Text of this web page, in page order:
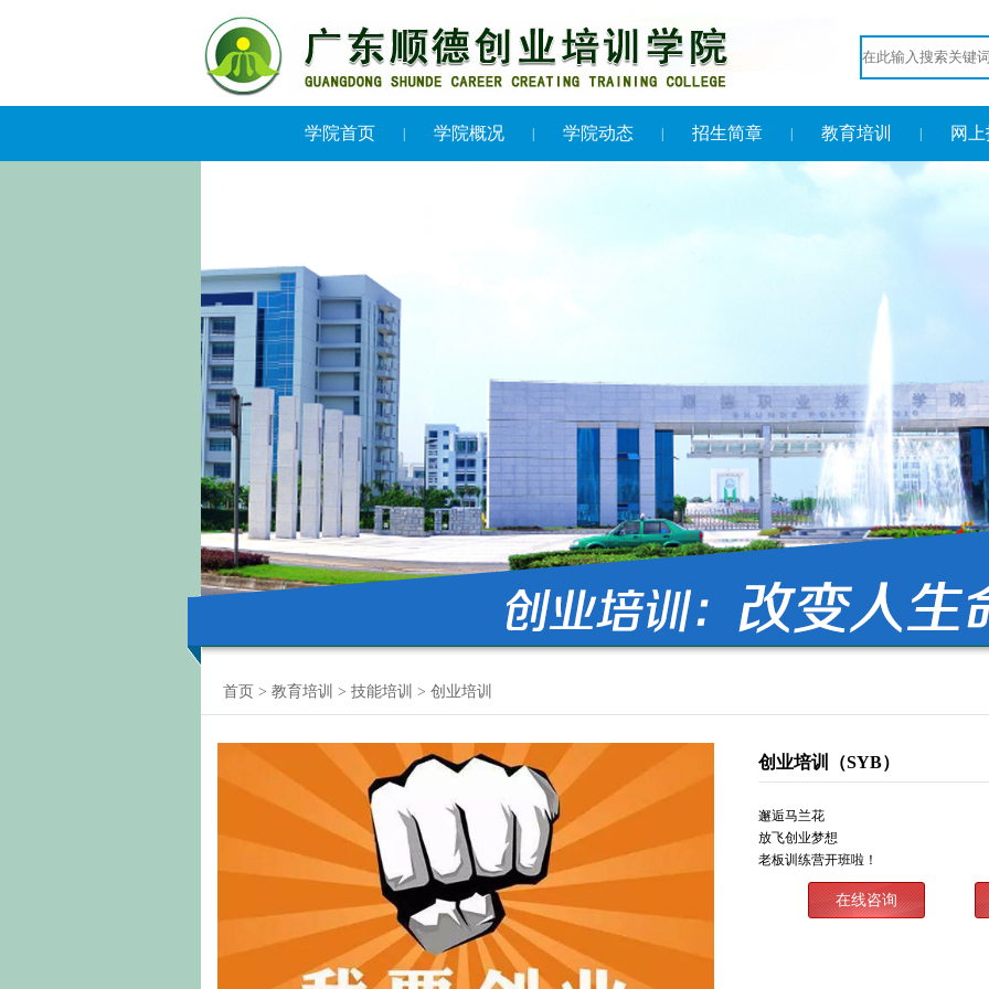
学院首页 学院概况 学院动态 招生简章 教育培训 网
首页 > 教育培训 > 技能培训 > 创业培训
创业培训（SYB）
邂逅马兰花
放飞创业梦想
老板训练营开班啦！
在线咨询